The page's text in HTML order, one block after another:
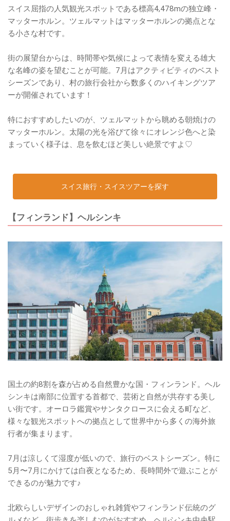
スイス屈指の人気観光スポットである標高4,478mの独立峰・
マッターホルン。ツェルマットはマッターホルンの拠点とな
る小さな村です。
街の展望台からは、時間帯や気候によって表情を変える雄大
な名峰の姿を望むことが可能。7月はアクティビティのベスト
シーズンであり、村の旅行会社から数多くのハイキングツア
ーが開催されています！
特におすすめしたいのが、ツェルマットから眺める朝焼けの
マッターホルン。太陽の光を浴びて徐々にオレンジ色へと染
まっていく様子は、息を飲むほど美しい絶景ですよ♡
スイス旅行・スイスツアーを探す
【フィンランド】ヘルシンキ
国土の約8割を森が占める自然豊かな国・フィンランド。ヘル
シンキは南部に位置する首都で、芸術と自然が共存する美し
い街です。オーロラ鑑賞やサンタクロースに会える町など、
様々な観光スポットへの拠点として世界中から多くの海外旅
行者が集まります。
7月は涼しくて湿度が低いので、旅行のベストシーズン。特に
5月〜7月にかけては白夜となるため、長時間外で遊ぶことが
できるのが魅力です♪
北欧らしいデザインのおしゃれ雑貨やフィンランド伝統のグ